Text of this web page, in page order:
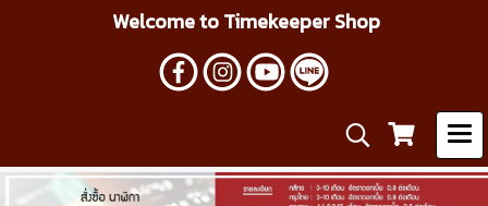
Welcome to Timekeeper Shop